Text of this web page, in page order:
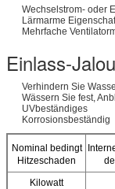
Wechselstrom- oder
Lärmarme
Mehrfache
Einlass-
Verhindern Sie
Wässern Sie fest,
UVbeständiges
Korrosionsbeständig
Nominal bedingt
Hitzeschaden
Kilowatt